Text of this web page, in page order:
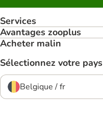
Services
Avantages zooplus
Acheter malin
Sélectionnez votre pays
Belgique / fr